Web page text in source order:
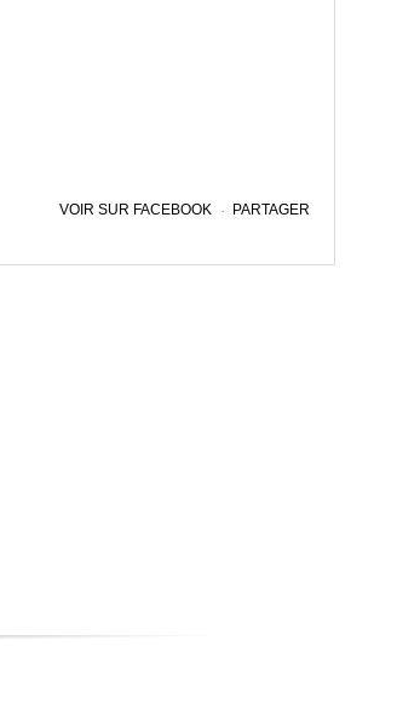
VOIR SUR FACEBOOK · PARTAGER